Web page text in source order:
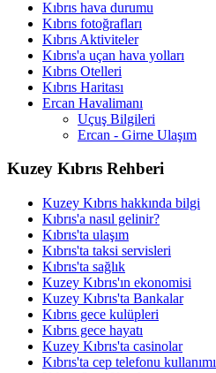
Kıbrıs hava durumu
Kıbrıs fotoğrafları
Kıbrıs Aktiviteler
Kıbrıs'a uçan hava yolları
Kıbrıs Otelleri
Kıbrıs Haritası
Ercan Havalimanı
Uçuş Bilgileri
Ercan - Girne Ulaşım
Kuzey Kıbrıs Rehberi
Kuzey Kıbrıs hakkında bilgi
Kıbrıs'a nasıl gelinir?
Kıbrıs'ta ulaşım
Kıbrıs'ta taksi servisleri
Kıbrıs'ta sağlık
Kuzey Kıbrıs'ın ekonomisi
Kuzey Kıbrıs'ta Bankalar
Kıbrıs gece kulüpleri
Kıbrıs gece hayatı
Kuzey Kıbrıs'ta casinolar
Kıbrıs'ta cep telefonu kullanımı